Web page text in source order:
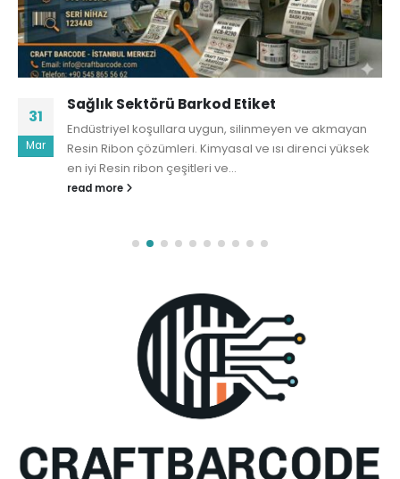
31
Mar
Sağlık Sektörü Barkod Etiket
Endüstriyel koşullara uygun, silinmeyen ve akmayan
Resin Ribon çözümleri. Kimyasal ve ısı direnci yüksek
en iyi Resin ribon çeşitleri ve...
read more